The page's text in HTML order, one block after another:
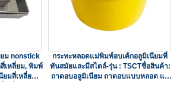
ม nonstick
เหลี่ยม, พิมพ์
ยมสี่เหลี่ยม,
กระทะหลอดแม่พิมพ์อบเค้กอลูมิเนียมที่
ทันสมัยและมีสไตล์-รุ่น : TSCTชื่อสินค้า:
ถาดอบอลูมิเนียม ถาดอบแบบหลอด แม่